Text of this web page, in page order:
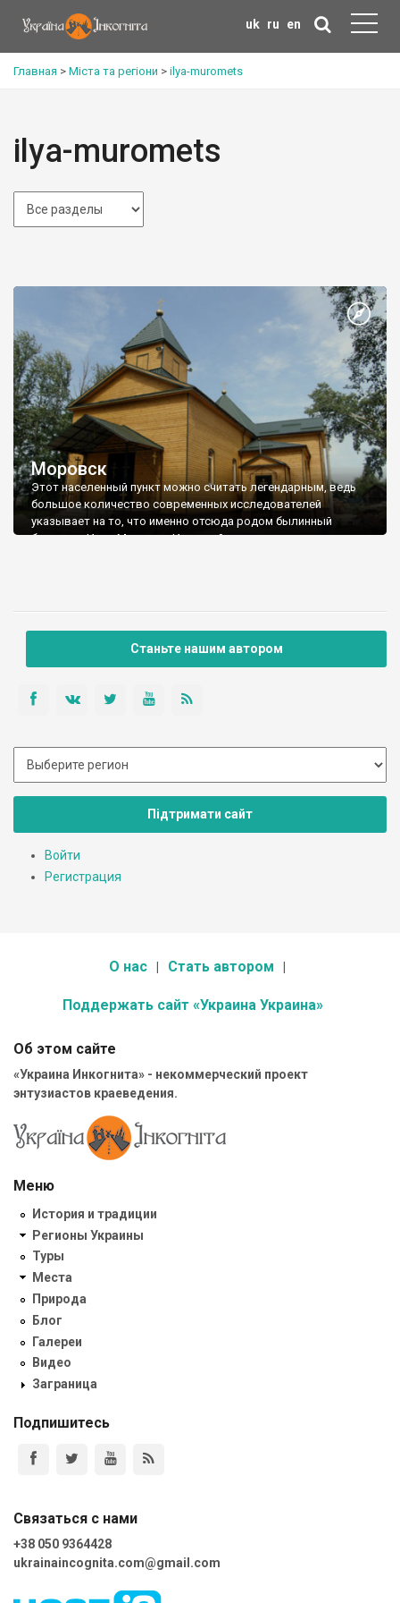
uk ru en
Главная > Міста та регіони > ilya-muromets
ilya-muromets
Моровск
Этот населенный пункт можно считать легендарным, ведь
большое количество современных исследователей
указывает на то, что именно отсюда родом былинный
богатырь Илья Муромец. И это действительно похоже на
Станьте нашим автором
Підтримати сайт
Войти
Регистрация
О нас Стать автором
Поддержать сайт «Украина Украина»
Об этом сайте
«Украина Инкогнита» - некоммерческий проект
энтузиастов краеведения.
Меню
История и традиции
Регионы Украины
Туры
Места
Природа
Блог
Галереи
Видео
Заграница
Подпишитесь
Связаться с нами
+38 050 9364428
ukrainaincognita.com@gmail.com